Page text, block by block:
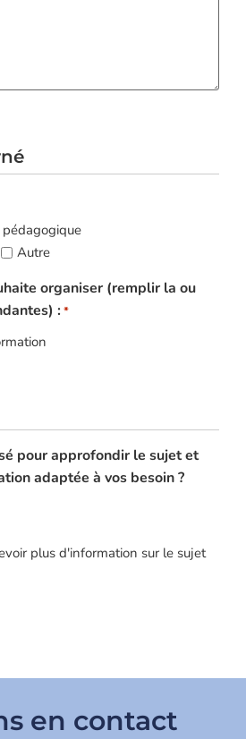
pédagogique
Autre
organiser (remplir la ou
:*
pour approfondir le sujet et
adaptée à vos besoin ?
plus d'information sur le sujet
en contact